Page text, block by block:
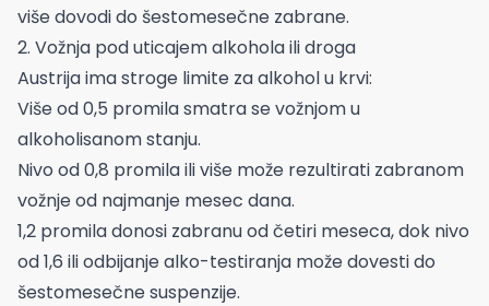
više dovodi do šestomesečne zabrane.
2. Vožnja pod uticajem alkohola ili droga
Austrija ima stroge limite za alkohol u krvi:
Više od 0,5 promila smatra se vožnjom u
alkoholisanom stanju.
Nivo od 0,8 promila ili više može rezultirati zabranom
vožnje od najmanje mesec dana.
1,2 promila donosi zabranu od četiri meseca, dok nivo
od 1,6 ili odbijanje alko-testiranja može dovesti do
šestomesečne suspenzije.